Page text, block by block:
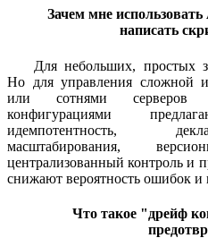
Зачем мне
написать
Для небольших, простых
Но для управления сложной
или сотнями серверов
конфигурациями
идемпотентность,
масштабирования,
централизованный контроль и
снижают вероятность ошибок и
Что такое "дрейф